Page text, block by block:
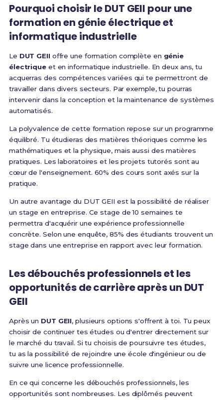
Pourquoi choisir le DUT GEII pour une
formation en génie électrique et
informatique industrielle
Le DUT GEIIoffre une formation complète en génie
électriqueet en informatique industrielle. En deux ans, tu
acquerras des compétences variées qui te permettront de
travailler dans divers secteurs. Par exemple, tu pourras
intervenir dans la conception et la maintenance de systèmes
automatisés.
La polyvalence de cette formation repose sur un programme
équilibré. Tu étudieras des matières théoriques comme les
mathématiques et la physique, mais aussi des matières
pratiques. Les laboratoires et les projets tutorés sont au
cœur de l'enseignement. 60% des cours sont axés sur la
pratique.
Un autre avantage du DUT GEII est la possibilité de réaliser
un stage en entreprise. Ce stage de 10 semaines te
permettra d'acquérir une expérience professionnelle
concrète. Selon une enquête, 85% des étudiants trouvent un
stage dans une entreprise en rapport avec leur formation.
Les débouchés professionnels et les
opportunités de carrière après un DUT
GEII
Après un DUT GEII, plusieurs options s'offrent à toi. Tu peux
choisir de continuer tes études ou d'entrer directement sur
le marché du travail. Si tu choisis de poursuivre tes études,
tu as la possibilité de rejoindre une école d'ingénieur ou de
suivre une licence professionnelle.
En ce qui concerne les débouchés professionnels, les
opportunités sont nombreuses. Les diplômés peuvent